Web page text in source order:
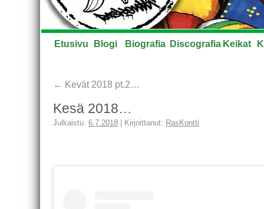
Etusivu Blogi Biografia Discografia Keikat
← Kevät 2018 pt.2…
Kesä 2018…
Julkaistu: 6.7.2018 Kirjoittanut: RasKontti